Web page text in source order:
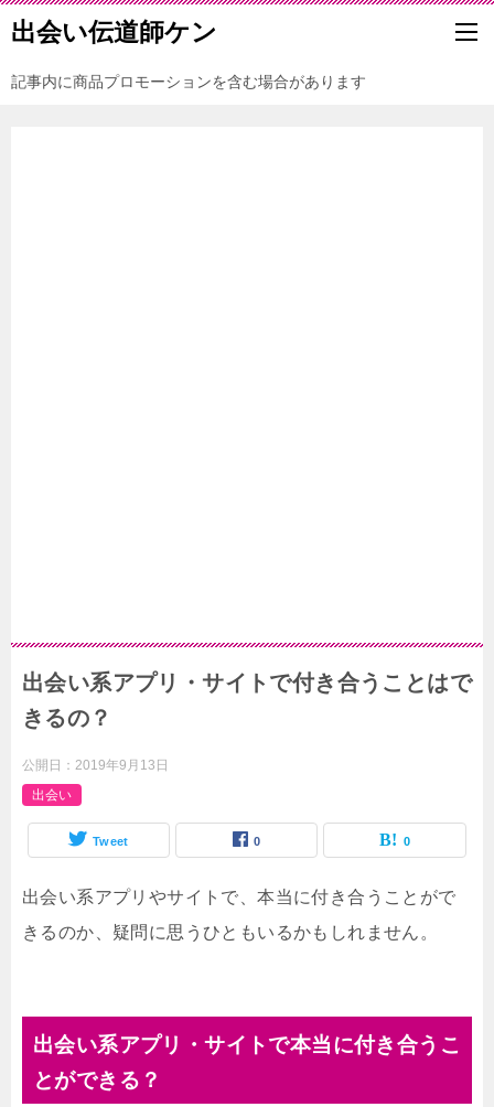
出会い伝道師ケン
記事内に商品プロモーションを含む場合があります
出会い系アプリ・サイトで付き合うことはで
きるの？
公開日： 2019年9月13日
出会い
Tweet 0 0
出会い系アプリやサイトで、本当に付き合うことがで
きるのか、疑問に思うひともいるかもしれません。
出会い系アプリ・サイトで本当に付き合うこ
とができる？